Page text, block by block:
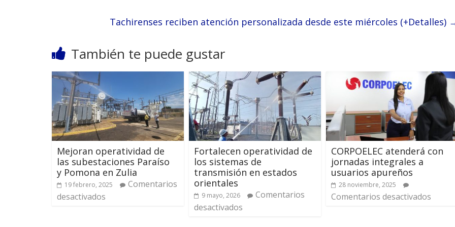
Tachirenses reciben atención personalizada desde este miércoles (+Detalles)
También te puede gustar
Mejoran operatividad de
las subestaciones Paraíso
y Pomona en Zulia
19 febrero, 2025
Comentarios
desactivados
Fortalecen operatividad de
los sistemas de
transmisión en estados
orientales
9 mayo, 2026
Comentarios
desactivados
CORPOELEC atenderá con
jornadas integrales a
usuarios apureños
28 noviembre, 2025
Comentarios desactivados